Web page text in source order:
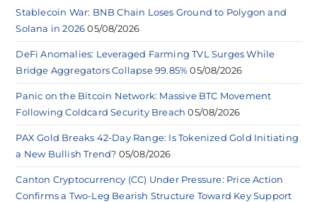
Stablecoin War: BNB Chain Loses Ground to Polygon and
Solana in 2026 05/08/2026
DeFi Anomalies: Leveraged Farming TVL Surges While
Bridge Aggregators Collapse 99.85% 05/08/2026
Panic on the Bitcoin Network: Massive BTC Movement
Following Coldcard Security Breach 05/08/2026
PAX Gold Breaks 42-Day Range: Is Tokenized Gold Initiating
a New Bullish Trend? 05/08/2026
Canton Cryptocurrency (CC) Under Pressure: Price Action
Confirms a Two-Leg Bearish Structure Toward Key Support